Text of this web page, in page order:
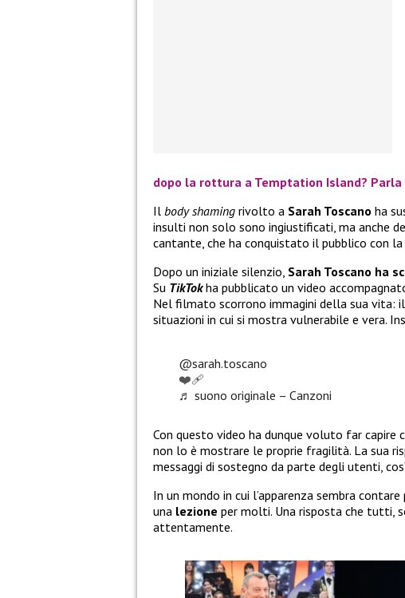
dopo la rottura a Temptation Island?
Il body shaming rivolto a Sarah Toscano ha
insulti non solo sono ingiustificati, ma anche
cantante, che ha conquistato il pubblico con
Dopo un iniziale silenzio, Sarah Toscano ha
Su TikTokha pubblicato un video
Nel filmato scorrono immagini della sua vita:
situazioni in cui si mostra vulnerabile e vera.
@sarah.toscano
❤️‍🩹
♬ suono originale – Canzoni
Con questo video ha dunque voluto far capire
non lo è mostrare le proprie fragilità. La sua
messaggi di sostegno da parte degli utenti,
In un mondo in cui l’apparenza sembra
una lezione per molti. Una risposta che tutti,
attentamente.